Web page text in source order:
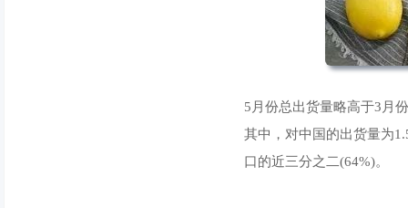
5月份总出货量略高于3月
其中，对中国的出货量为
口的近三分之二(64%)。